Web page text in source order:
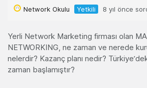
Network Okulu Yetkili 8 yıl önce
Yerli Network Marketing firması olan
NETWORKING, ne zaman ve nerede
nelerdir? Kazanç planı nedir?
zaman başlamıştır?